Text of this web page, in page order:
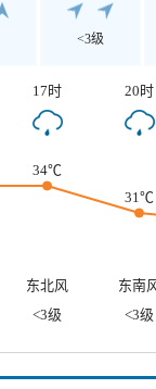
<3级
17时 20时
34℃
31℃
东北风
东南
<3级 <3级